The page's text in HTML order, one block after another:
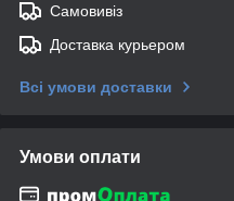
Самовивіз
Доставка курьером
Всі умови доставки
Умови оплати